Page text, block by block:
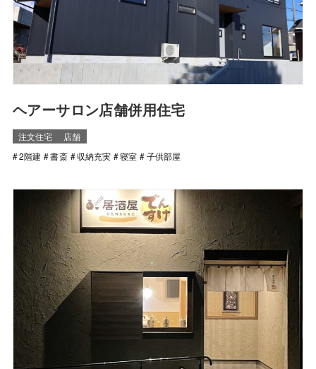
ヘアーサロン店舗併用住宅
注文住宅
店舗
2階建
書斎 収納充実 寝室 子供部屋